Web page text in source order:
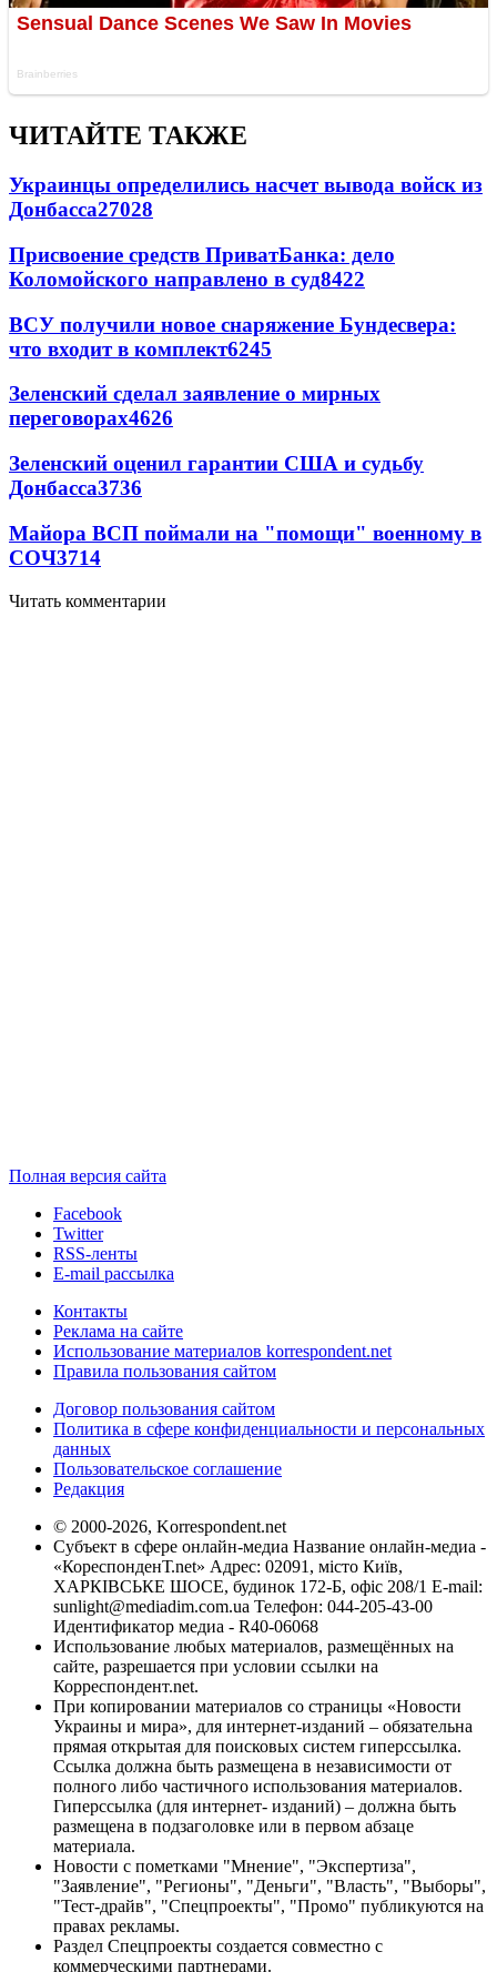
ЧИТАЙТЕ ТАКЖЕ
Украинцы определились насчет вывода войск из
Донбасса27028
Присвоение средств ПриватБанка: дело
Коломойского направлено в суд8422
ВСУ получили новое снаряжение Бундесвера:
что входит в комплект6245
Зеленский сделал заявление о мирных
переговорах4626
Зеленский оценил гарантии США и судьбу
Донбасса3736
Майора ВСП поймали на "помощи" военному в
СОЧ3714
Читать комментарии
Полная версия сайта
Facebook
Twitter
RSS-ленты
E-mail рассылка
Контакты
Реклама на сайте
Использование материалов korrespondent.net
Правила пользования сайтом
Договор пользования сайтом
Политика в сфере конфиденциальности и персональных
данных
Пользовательское соглашение
Редакция
© 2000-2026, Korrespondent.net
Субъект в сфере онлайн-медиа Название онлайн-медиа -
«КореспонденТ.net» Адрес: 02091, місто Київ,
ХАРКІВСЬКЕ ШОСЕ, будинок 172-Б, офіс 208/1 E-mail:
sunlight@mediadim.com.ua Телефон: 044-205-43-00
Идентификатор медиа - R40-06068
Использование любых материалов, размещённых на
сайте, разрешается при условии ссылки на
Корреспондент.net.
При копировании материалов со страницы «Новости
Украины и мира», для интернет-изданий – обязательна
прямая открытая для поисковых систем гиперссылка.
Ссылка должна быть размещена в независимости от
полного либо частичного использования материалов.
Гиперссылка (для интернет- изданий) – должна быть
размещена в подзаголовке или в первом абзаце
материала.
Новости с пометками "Мнение", "Экспертиза",
"Заявление", "Регионы", "Деньги", "Власть", "Выборы",
"Тест-драйв", "Спецпроекты", "Промо" публикуются на
правах рекламы.
Раздел Спецпроекты создается совместно с
коммерческими партнерами.